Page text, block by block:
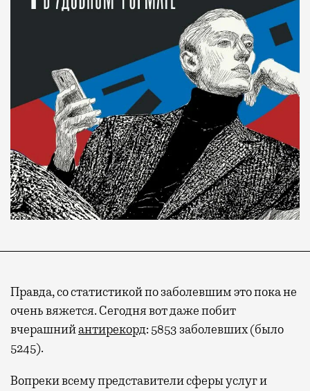
Правда, со статистикой по заболевшим это пока не
очень вяжется. Сегодня вот даже побит
вчерашнийантирекорд: 5853 заболевших (было
5245).
Вопреки всему представители сферы услуг и